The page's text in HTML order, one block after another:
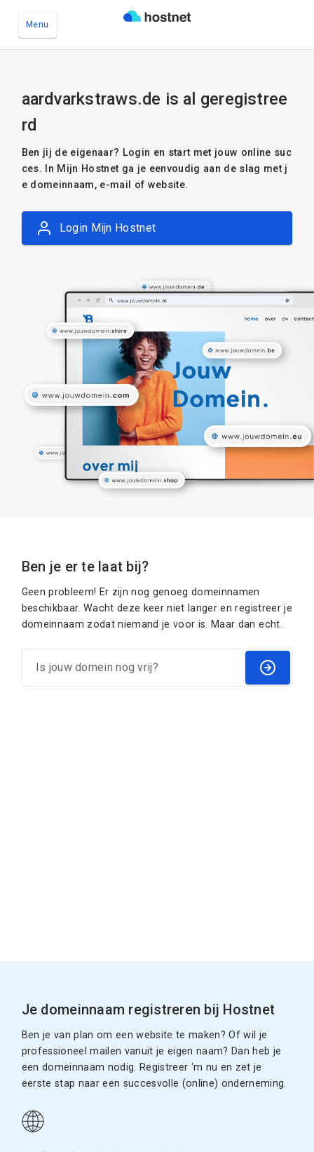
Menu
aardvarkstraws.de is al geregistree
rd
Ben jij de eigenaar? Login en start met jouw online suc
ces. In Mijn Hostnet ga je eenvoudig aan de slag met j
e domeinnaam, e-mail of website.
Login Mijn Hostnet
Ben je er te laat bij?
Geen probleem! Er zijn nog genoeg domeinnamen
beschikbaar. Wacht deze keer niet langer en registreer je
domeinnaam zodat niemand je voor is. Maar dan echt.
Je domeinnaam registreren bij Hostnet
Ben je van plan om een website te maken? Of wil je
professioneel mailen vanuit je eigen naam? Dan heb je
een domeinnaam nodig. Registreer ‘m nu en zet je
eerste stap naar een succesvolle (online) onderneming.